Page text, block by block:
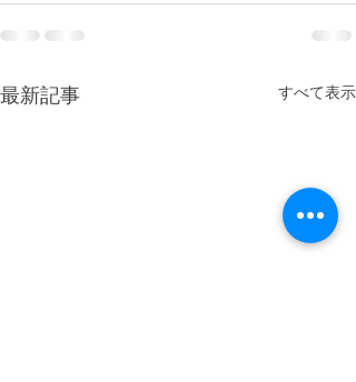
最新記事 すべて表示